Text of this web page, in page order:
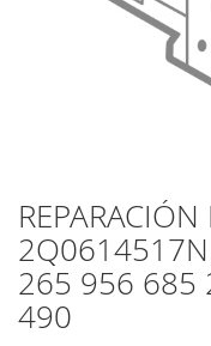
265 956 685
490
Saltar
al
comienzo
de
la
galería